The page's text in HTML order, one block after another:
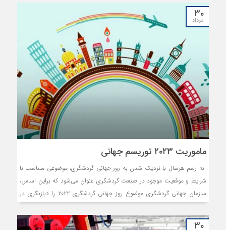
۳۰
مرداد
ماموریت ۲۰۲۳ توریسم جهانی
به رسم هرسال‌ با نزدیک شدن به روز جهانی گردشگری، موضوعی متناسب با
شرایط و موقعیت موجود در صنعت گردشگری عنوان می‌شود که براین اساس،
سازمان جهانی گردشگری موضوع روز جهانی گردشگری ۲۰۲۲ را «بازنگری در
گردشگری» به عنوان ماموریت توریسم جهانی برای ۲۰۲۳ مطرح کرده است.
۳۰